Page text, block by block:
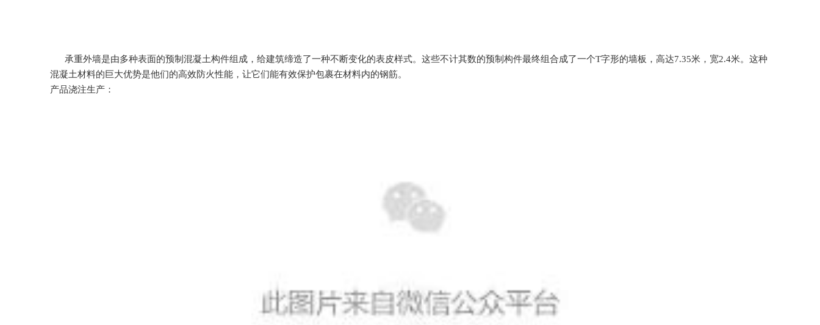
承重外墙是由多种表面的预制混凝土构件组成，给建筑缔造了一种不断变化的表皮样式。这些不计其数的预制构件最终组合成了一个T字形的墙板，高达7.35米，宽2.4米。这种
混凝土材料的巨大优势是他们的高效防火性能，让它们能有效保护包裹在材料内的钢筋。
产品浇注生产：